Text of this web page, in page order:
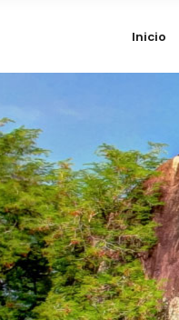
Inicio